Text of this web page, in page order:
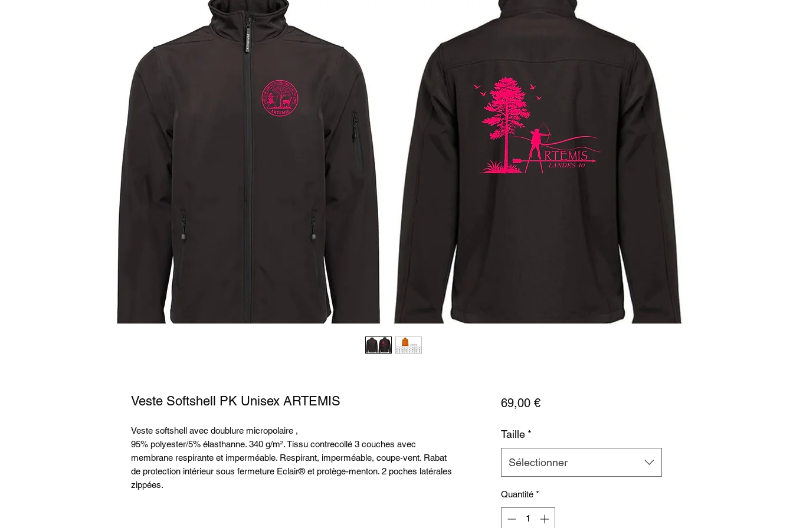
Veste Softshell PK Unisex ARTEMIS
Veste softshell avec doublure micropolaire ,
95% polyester/5% élasthanne. 340 g/m². Tissu contrecollé 3 couches avec
membrane respirante et imperméable. Respirant, imperméable, coupe-vent. Rabat
de protection intérieur sous fermeture Eclair® et protège-menton. 2 poches latérales
zippées.
69,00 €Prix
Taille *
Sélectionner
Quantité *